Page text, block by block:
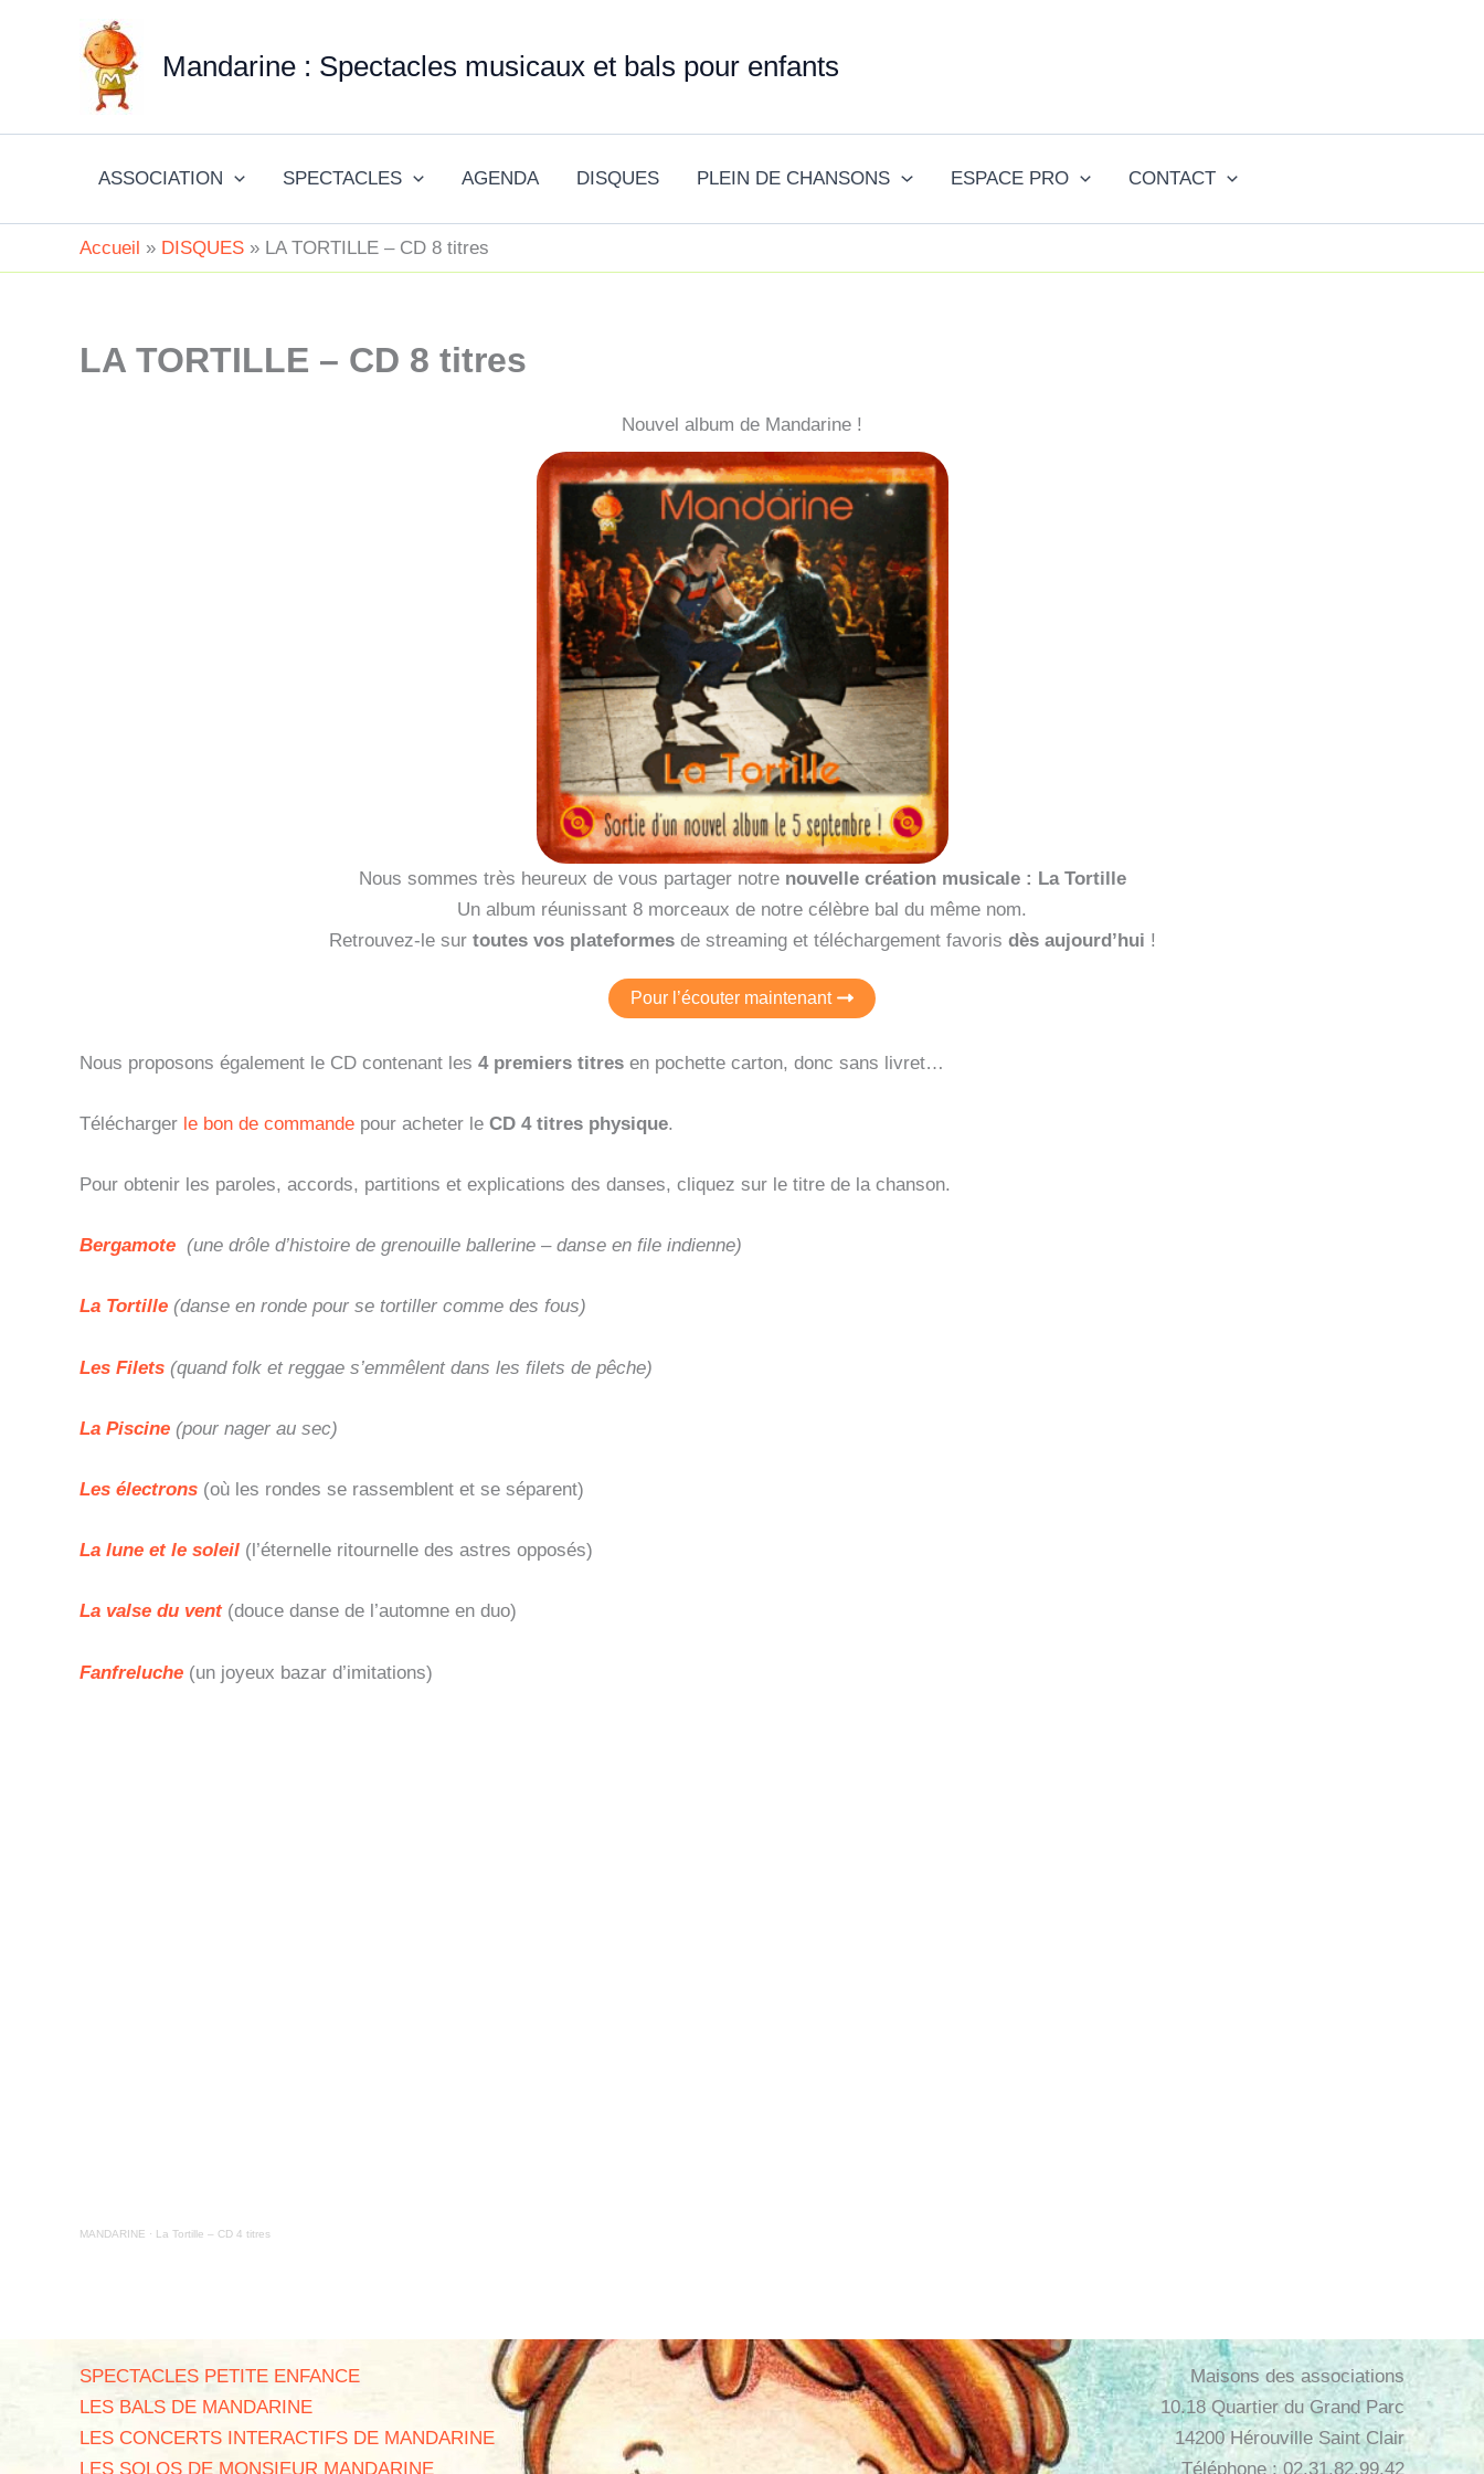
Mandarine : Spectacles musicaux et bals pour enfants
ASSOCIATION SPECTACLES AGENDA DISQUES PLEIN DE CHANSONS ESPACE PRO CONTACT
Accueil DISQUES LA TORTILLE – CD 8 titres
LA TORTILLE – CD 8 titres
Nouvel album de Mandarine !
Nous sommes très heureux de vous partager notre nouvelle création musicale : La Tortille
Un album réunissant 8 morceaux de notre célèbre bal du même nom.
Retrouvez-le sur toutes vos plateformesde streaming et téléchargement favoris dès aujourd’hui !
Pour l’écouter maintenant
Nous proposons également le CD contenant les 4 premiers titres en pochette carton, donc sans livret…
Télécharger le bon de commande pour acheter le CD 4 titres physique.
Pour obtenir les paroles, accords, partitions et explications des danses, cliquez sur le titre de la chanson.
Bergamote (une drôle d’histoire de grenouille ballerine – danse en file indienne)
La Tortille (danse en ronde pour se tortiller comme des fous)
Les Filets (quand folk et reggae s’emmêlent dans les filets de pêche)
La Piscine (pour nager au sec)
Les électrons (où les rondes se rassemblent et se séparent)
La lune et le soleil (l’éternelle ritournelle des astres opposés)
La valse du vent(douce danse de l’automne en duo)
Fanfreluche (un joyeux bazar d’imitations)
MANDARINE · La Tortille – CD 4 titres
SPECTACLES PETITE ENFANCE
LES BALS DE MANDARINE
LES CONCERTS INTERACTIFS DE MANDARINE
LES SOLOS DE MONSIEUR MANDARINE
Maisons des associations
10.18 Quartier du Grand Parc
14200 Hérouville Saint Clair
Téléphone : 02.31.82.99.42